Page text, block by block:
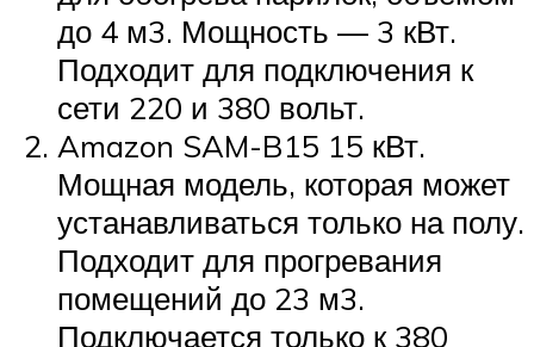
до 4 м3. Мощность — 3 кВт.
Подходит для подключения к
сети 220 и 380 вольт.
Amazon SAM-B15 15 кВт.
Мощная модель, которая может
устанавливаться только на полу.
Подходит для прогревания
помещений до 23 м3.
Подключается только к 380